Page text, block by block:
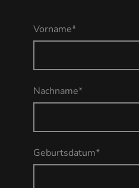
Vorname*
Nachname*
Geburtsdatum*